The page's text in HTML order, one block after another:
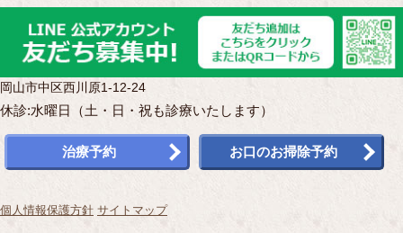
岡山市中区西川原1-12-24
休診:水曜日（土・日・祝も診療いたします）
治療予約 お口のお掃除予約
個人情報保護方針 サイトマップ